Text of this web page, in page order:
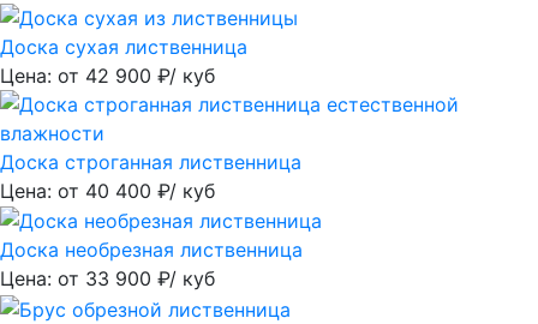
Доска сухая лиственница
Цена: от 42 900 ₽/ куб
Доска строганная лиственница
Цена: от 40 400 ₽/ куб
Доска необрезная лиственница
Цена: от 33 900 ₽/ куб